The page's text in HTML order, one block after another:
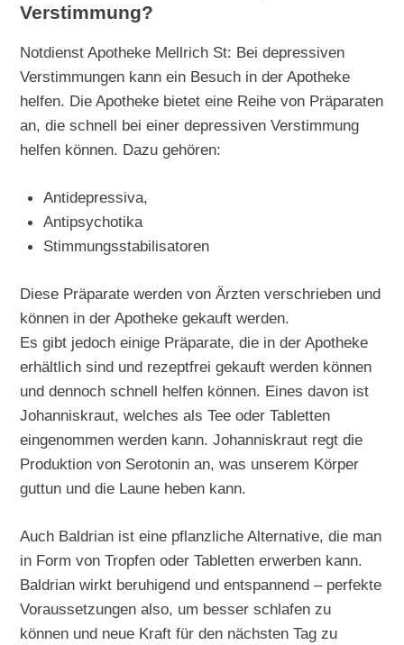
Verstimmung?
Notdienst Apotheke Mellrich St: Bei depressiven
Verstimmungen kann ein Besuch in der Apotheke
helfen. Die Apotheke bietet eine Reihe von Präparaten
an, die schnell bei einer depressiven Verstimmung
helfen können. Dazu gehören:
Antidepressiva,
Antipsychotika
Stimmungsstabilisatoren
Diese Präparate werden von Ärzten verschrieben und
können in der Apotheke gekauft werden.
Es gibt jedoch einige Präparate, die in der Apotheke
erhältlich sind und rezeptfrei gekauft werden können
und dennoch schnell helfen können. Eines davon ist
Johanniskraut, welches als Tee oder Tabletten
eingenommen werden kann. Johanniskraut regt die
Produktion von Serotonin an, was unserem Körper
guttun und die Laune heben kann.
Auch Baldrian ist eine pflanzliche Alternative, die man
in Form von Tropfen oder Tabletten erwerben kann.
Baldrian wirkt beruhigend und entspannend – perfekte
Voraussetzungen also, um besser schlafen zu
können und neue Kraft für den nächsten Tag zu